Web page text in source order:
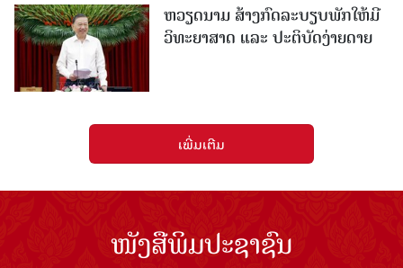
ຫວຽດນາມ ສ້າງກົດລະບຽບພັກໃຫ້ມີ
ວິທະຍາສາດ ແລະ ປະຕິບັດງ່າຍດາຍ
ເພີ່ມເຕີມ
ໜັງສືພິມປະຊາຊົນ